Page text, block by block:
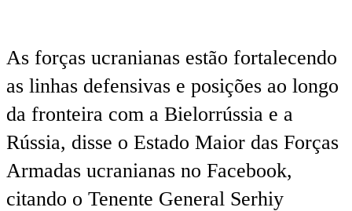
As forças ucranianas estão fortalecendo
as linhas defensivas e posições ao longo
da fronteira com a Bielorrússia e a
Rússia, disse o Estado Maior das Forças
Armadas ucranianas no Facebook,
citando o Tenente General Serhiy